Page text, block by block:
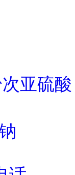
亚硫酸